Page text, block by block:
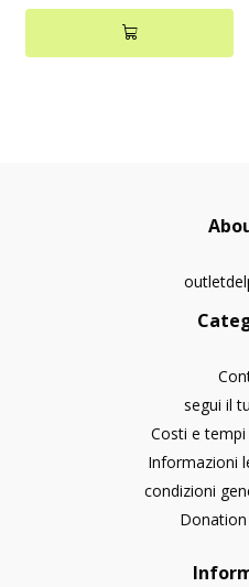
segui il
Costi e
Informazioni
condizioni